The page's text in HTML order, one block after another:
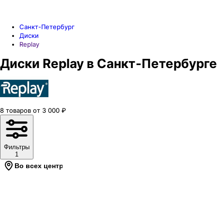
Санкт-Петербург
Диски
Replay
Диски Replay в Санкт-Петербурге
8 товаров от 3 000 ₽
Фильтры
1
Во всех центрах